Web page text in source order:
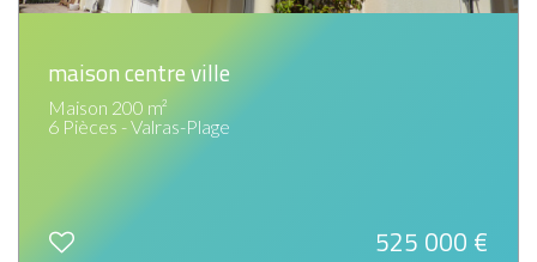
maison centre ville
Maison 200 m²
6 Pièces - Valras-Plage
525 000 €